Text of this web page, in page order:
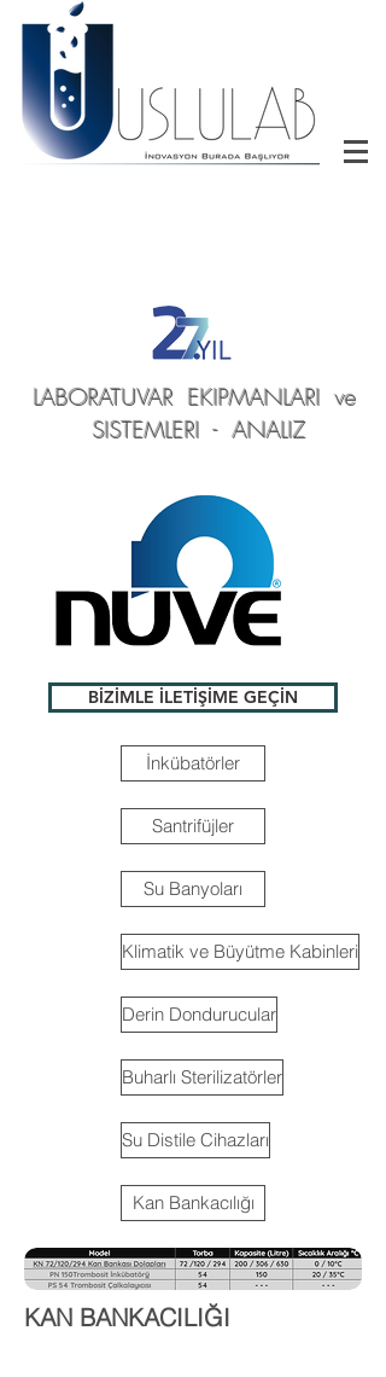
LABORATUVAR EKIPMANLARI ve
SISTEMLERI - ANALIZ
KAN BANKACILIĞI
BİZİMLE İLETİŞİME GEÇİN
Su Distile Cihazları
Buharlı Sterilizatörler
Derin Dondurucular
Kan Bankacılığı
Klimatik ve Büyütme Kabinleri
Su Banyoları
Santrifüjler
İnkübatörler